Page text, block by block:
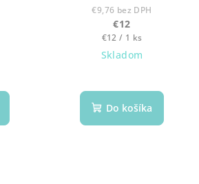
€9,76 bez DPH
€12
Jednotková
cena:
€12 / 1 ks
Skladom
Do košíka